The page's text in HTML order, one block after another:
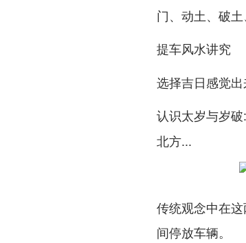
门、动土、破土
提车风水讲究
选择吉日感觉
认识太岁与岁破
北方...
传统观念中在
间停放车辆。